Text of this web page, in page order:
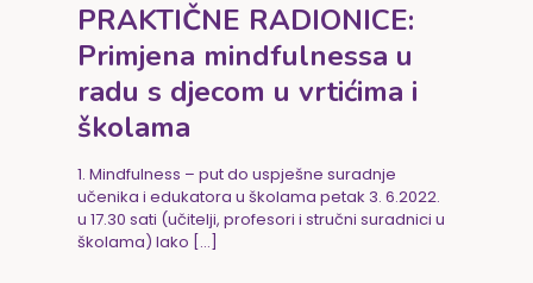
PRAKTIČNE RADIONICE:
Primjena mindfulnessa u
radu s djecom u vrtićima i
školama
1. Mindfulness – put do uspješne suradnje
učenika i edukatora u školama petak 3. 6.2022.
u 17.30 sati (učitelji, profesori i stručni suradnici u
školama) Iako […]